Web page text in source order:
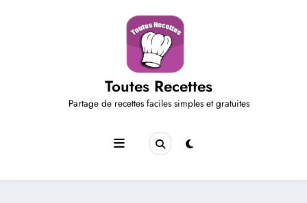
Toutes Recettes
Partage de recettes faciles simples et gratuites